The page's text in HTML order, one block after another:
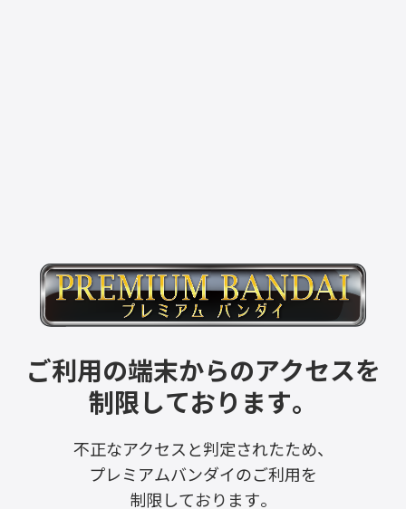
ご利用の端末からのアクセスを
制限しております。
不正なアクセスと判定されたため、
プレミアムバンダイのご利用を
制限しております。